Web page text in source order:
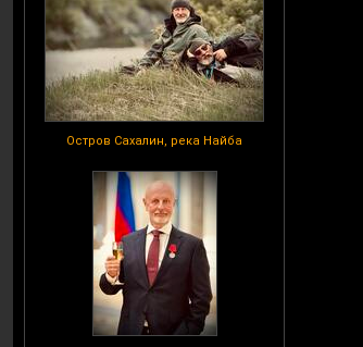
Остров Сахалин, река Найба